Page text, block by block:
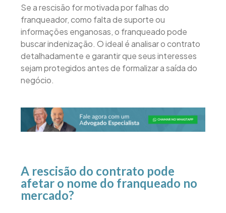
Se a rescisão for motivada por falhas do
franqueador, como falta de suporte ou
informações enganosas, o franqueado pode
buscar indenização. O ideal é analisar o contrato
detalhadamente e garantir que seus interesses
sejam protegidos antes de formalizar a saída do
negócio.
A rescisão do contrato pode
afetar o nome do franqueado no
mercado?